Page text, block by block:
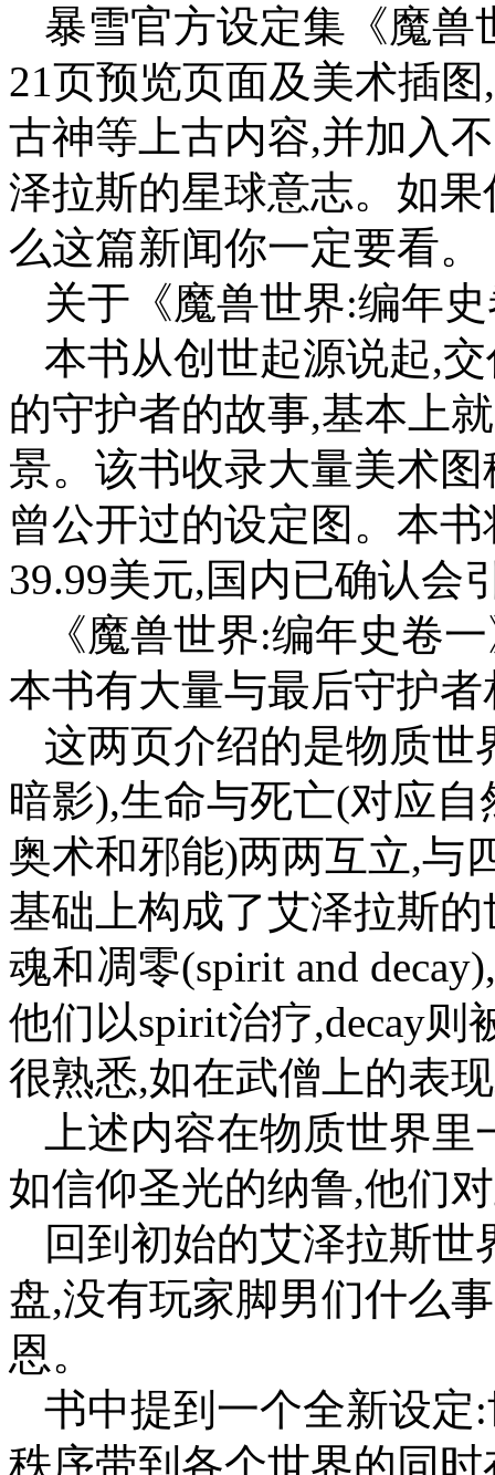
暴雪官方设定集《魔兽
21页预览页面及美术插
古神等上古内容,并加入
泽拉斯的星球意志。如
么这篇新闻你一定要看。
关于《魔兽世界:编年
本书从创世起源说起,
的守护者的故事,基本上
景。该书收录大量美术
曾公开过的设定图。本
39.99美元,国内已确认会
《魔兽世界:编年史卷
本书有大量与最后守护
这两页介绍的是物质世
暗影),生命与死亡(对应
奥术和邪能)两两互立,与
基础上构成了艾泽拉斯
魂和凋零(spirit and
他们以spirit治疗,decay
很熟悉,如在武僧上的表
上述内容在物质世界
如信仰圣光的纳鲁,他们
回到初始的艾泽拉斯
盘,没有玩家脚男们什么
恩。
书中提到一个全新设定
秩序带到各个世界的同